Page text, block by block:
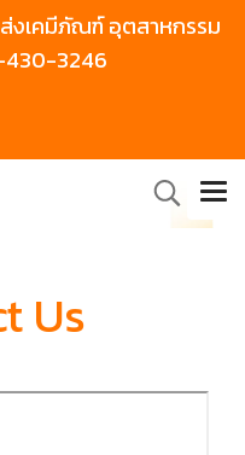
งเคมีภัณฑ์ อุตสาหกรรม
3246
Us